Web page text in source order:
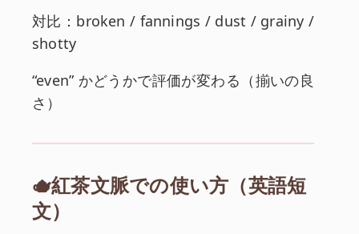
対比：broken / fannings / dust / grainy /
shotty
“even” かどうかで評価が変わる（揃いの良
さ）
🫖紅茶文脈での使い方（英語短
文）